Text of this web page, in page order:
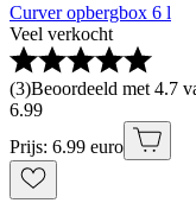
Curver opbergbox 6 l
Veel verkocht
(3)Beoordeeld met 4.7
6.99
Prijs: 6.99 euro